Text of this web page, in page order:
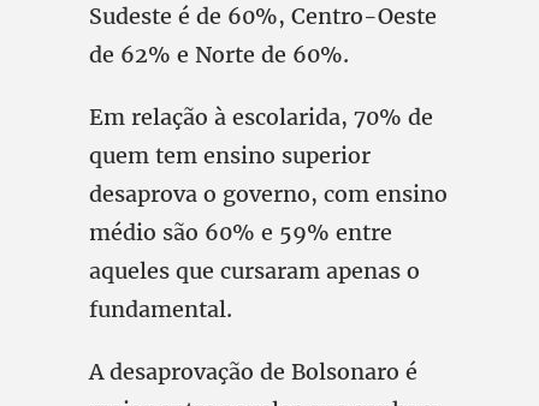
Sudeste é de 60%, Centro-Oeste
de 62% e Norte de 60%.
Em relação à escolarida, 70% de
quem tem ensino superior
desaprova o governo, com ensino
médio são 60% e 59% entre
aqueles que cursaram apenas o
fundamental.
A desaprovação de Bolsonaro é